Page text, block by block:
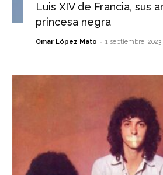
Luis XIV de Francia, sus
princesa negra
Omar López Mato - 1 septiembre, 2023